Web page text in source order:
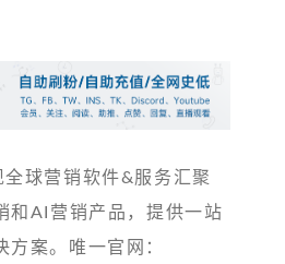
全球营销软件&服务汇聚
和AI营销产品，提供一站
方案。唯一官网：